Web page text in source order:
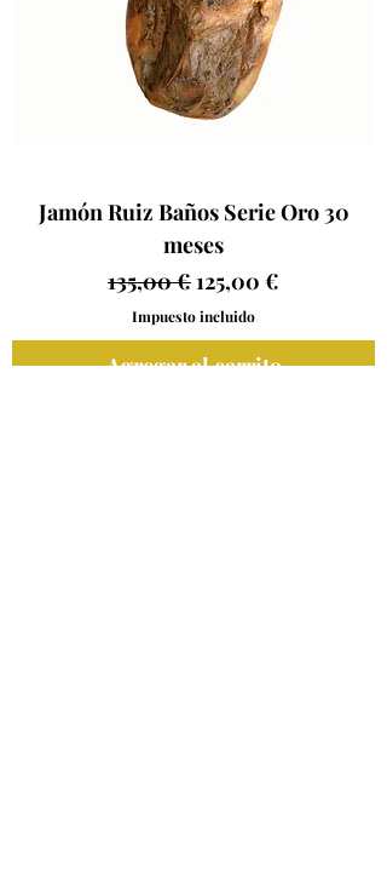
Jamón Ruiz Baños Serie Oro 30
meses
Precio
135,00 €Precio de oferta
125,00 €
Impuesto incluido
Agregar al carrito